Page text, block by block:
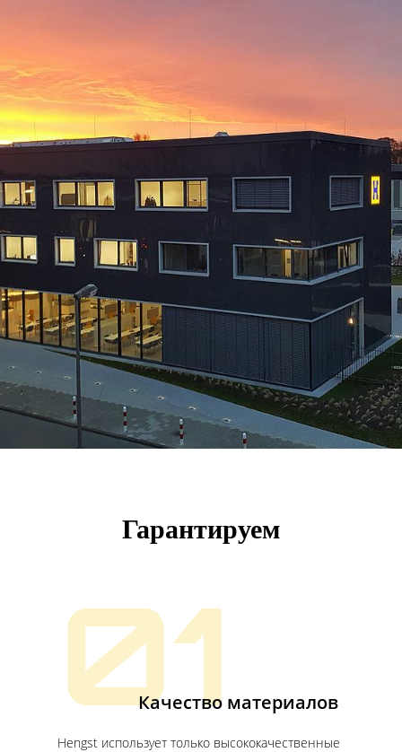
Гарантируем
01
Качество материалов
Hengst использует только высококачественные